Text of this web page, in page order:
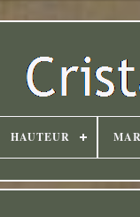
HAUTEUR